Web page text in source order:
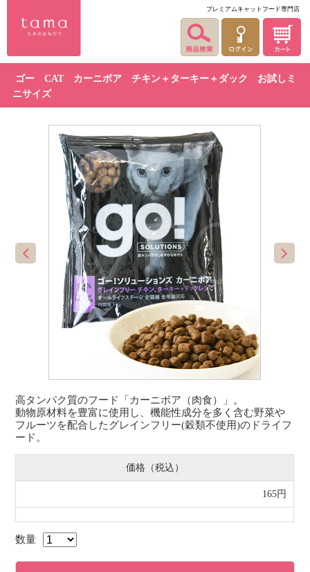
プレミアムキャットフード専門店
ゴー CAT カーニボア チキン＋ターキー＋ダック お試しミ
ニサイズ
高タンパク質のフード「カーニボア（肉食）」。
動物原材料を豊富に使用し、機能性成分を多く含む野菜や
フルーツを配合したグレインフリー(穀類不使用)のドライフ
ード。
価格（税込）
165円
数量